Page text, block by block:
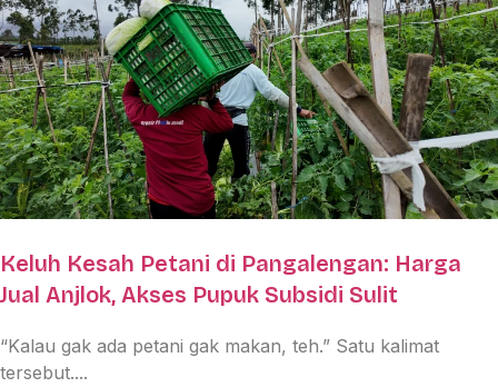
Keluh Kesah Petani di Pangalengan: Harga
Jual Anjlok, Akses Pupuk Subsidi Sulit
“Kalau gak ada petani gak makan, teh.” Satu kalimat
tersebut....